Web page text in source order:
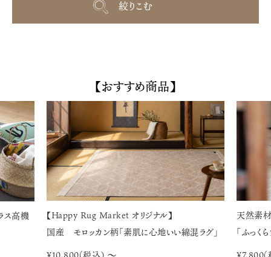
【おすすめ商品】
】
い綿混ラグ」
天然素材 市松模様
「ふっくらウレタン入り竹ラグ」